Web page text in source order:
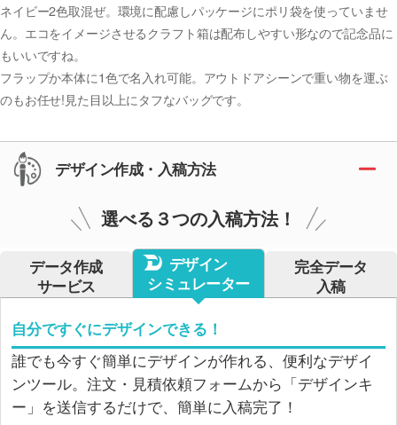
ネイビー2色取混ぜ。環境に配慮しパッケージにポリ袋を使っていませ
ん。エコをイメージさせるクラフト箱は配布しやすい形なので記念品に
もいいですね。
フラップか本体に1色で名入れ可能。アウトドアシーンで重い物を運ぶ
のもお任せ!見た目以上にタフなバッグです。
デザイン作成・入稿方法
選べる３つの入稿方法！
データ作成
サービス
デザイン
シミュレーター
完全データ
入稿
自分ですぐにデザインできる！
誰でも今すぐ簡単にデザインが作れる、便利なデザイ
ンツール。注文・見積依頼フォームから「デザインキ
ー」を送信するだけで、簡単に入稿完了！